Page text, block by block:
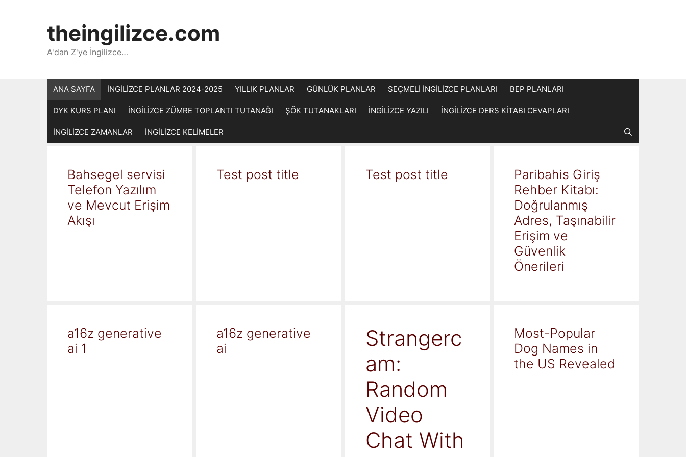
theingilizce.com
A'dan Z'ye İngilizce…
ANA SAYFA İNGİLİZCE PLANLAR 2024-2025 YILLIK PLANLAR GÜNLÜK PLANLAR SEÇMELİ İNGİLİZCE PLANLARI BEP PLANLARI
DYK KURS PLANI İNGİLİZCE ZÜMRE TOPLANTI TUTANAĞI ŞÖK TUTANAKLARI İNGİLİZCE YAZILI İNGİLİZCE DERS KİTABI CEVAPLARI
İNGİLİZCE ZAMANLAR İNGİLİZCE KELİMELER
Bahsegel servisi
Telefon Yazılım
ve Mevcut Erişim
Akışı
Test post title Test post title
Paribahis Giriş
Rehber Kitabı:
Doğrulanmış
Adres, Taşınabilir
Erişim ve
Güvenlik
Önerileri
a16z generative
ai 1
a16z generative
ai
Strangerc
am:
Random
Video
Chat With
Most-Popular
Dog Names in
the US Revealed